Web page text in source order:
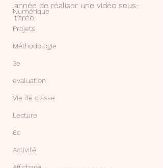
Numérique
Projets
Méthodologie
3e
évaluation
Vie de classe
Lecture
6e
Activité
année de réaliser une vidéo sous-
titrée.